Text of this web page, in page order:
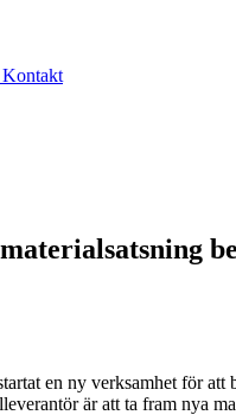
en ny verksamhet för
är att ta fram nya